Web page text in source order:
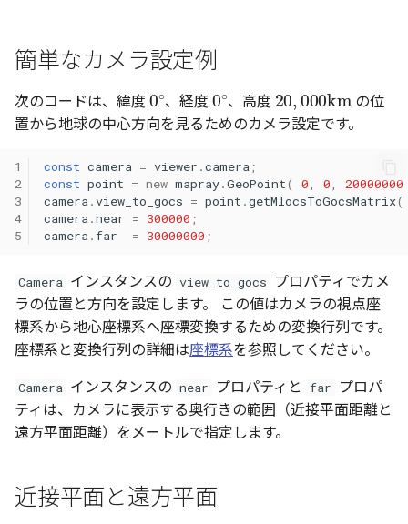
簡単なカメラ設定例
次のコードは、緯度 、経度 、高度
の位
置から地球の中心方向を見るためのカメラ設定です。
1
2
3
4
5
const camera = viewer .camera;
const point = new mapray.GeoPoint( 0, 0,
20000000
camera.view_to_gocs = point .getMlocsToGocsMatrix(
camera.near = 300000 ;
camera.far = 30000000 ;
Camera インスタンスの view_to_gocs
プロパティでカメ
ラの位置と方向を設定します。 この値はカメラの視点座
標系から地心座標系へ座標変換するための変換行列です。
座標系と変換行列の詳細は座標系を参照してください。
Camera インスタンスの near プロパティと far
プロパ
ティは、カメラに表示する奥行きの範囲（近接平面距離と
遠方平面距離）をメートルで指定します。
近接平面と遠方平面